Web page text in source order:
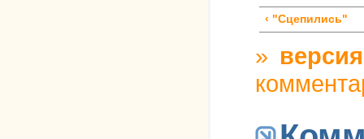
‹ "Сцепились"
»